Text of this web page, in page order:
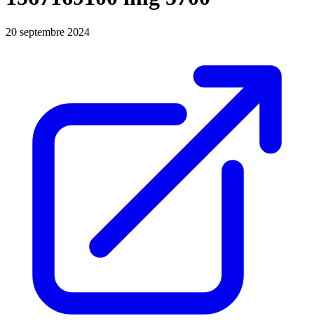
20 septembre 2024